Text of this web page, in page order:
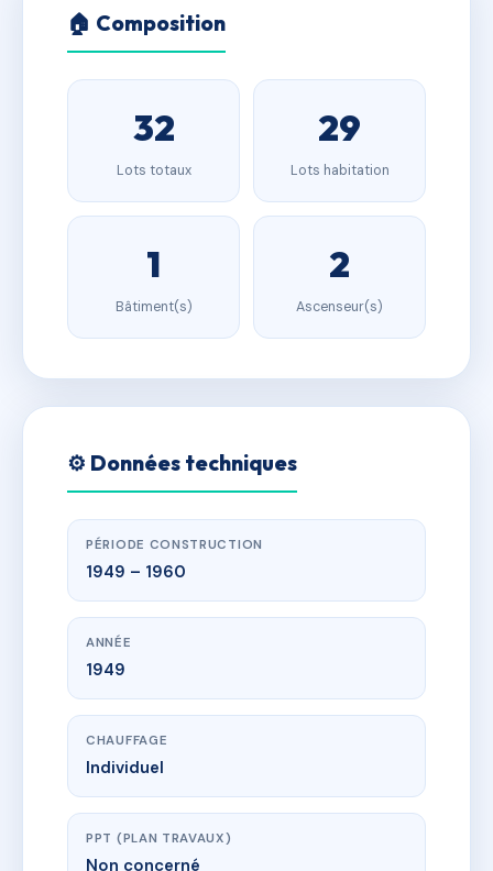
🏠 Composition
32
Lots totaux
29
Lots habitation
1
Bâtiment(s)
2
Ascenseur(s)
⚙️ Données techniques
PÉRIODE CONSTRUCTION
1949 – 1960
ANNÉE
1949
CHAUFFAGE
Individuel
PPT (PLAN TRAVAUX)
Non concerné